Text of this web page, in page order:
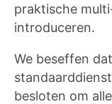
praktische
introduceren.
We beseffen
besloten om